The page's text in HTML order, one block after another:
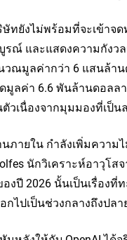
ษัทยังไม่พร้อมที่จะเข้าจ
ณ์ และแสดงความกังวล
วณมูลค่ากว่า 6 แสนล้า
มูลค่า 6.6 พันล้านดอลล
วเนื่องจากมุมมองที่เป็น
นภายใน กำลังเพิ่มควา
นักวิเคราะห์อาวุโส
งปี 2026 นั้นเป็นเรื่องที่
ไปเป็นช่วงกลางถึงปลา